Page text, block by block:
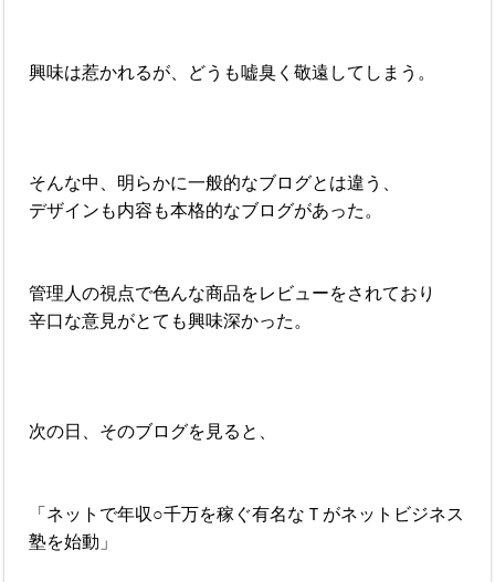
興味は惹かれるが、どうも嘘臭く敬遠してしまう。
そんな中、明らかに一般的なブログとは違う、
デザインも内容も本格的なブログがあった。
管理人の視点で色んな商品をレビューをされており
辛口な意見がとても興味深かった。
次の日、そのブログを見ると、
「ネットで年収○千万を稼ぐ有名なＴがネットビジネス
塾を始動」